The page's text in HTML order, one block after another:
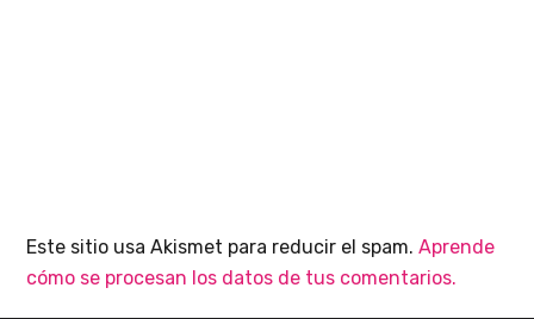
Este sitio usa Akismet para reducir el spam.Aprende
cómo se procesan los datos de tus comentarios.